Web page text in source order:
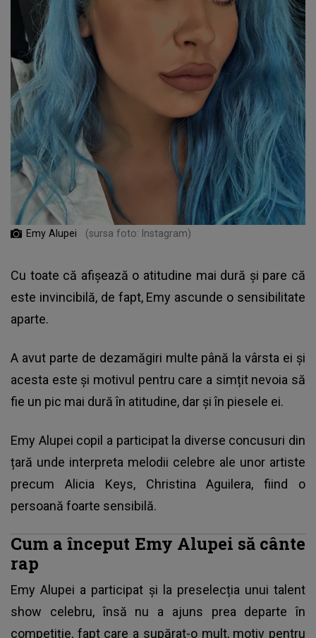
Emy Alupei (sursa foto: Instagram)
Cu toate că afișează o atitudine mai dură și pare că
este invincibilă, de fapt, Emy ascunde o sensibilitate
aparte.
A avut parte de dezamăgiri multe până la vârsta ei și
acesta este și motivul pentru care a simțit nevoia să
fie un pic mai dură în atitudine, dar și în piesele ei.
Emy Alupei copil a participat la diverse concusuri din
țară unde interpreta melodii celebre ale unor artiste
precum Alicia Keys, Christina Aguilera, fiind o
persoană foarte sensibilă.
Cum a început Emy Alupei să cânte
rap
Emy Alupei a participat și la preselecția unui talent
show celebru, însă nu a ajuns prea departe în
competiție, fapt care a supărat-o mult, motiv pentru